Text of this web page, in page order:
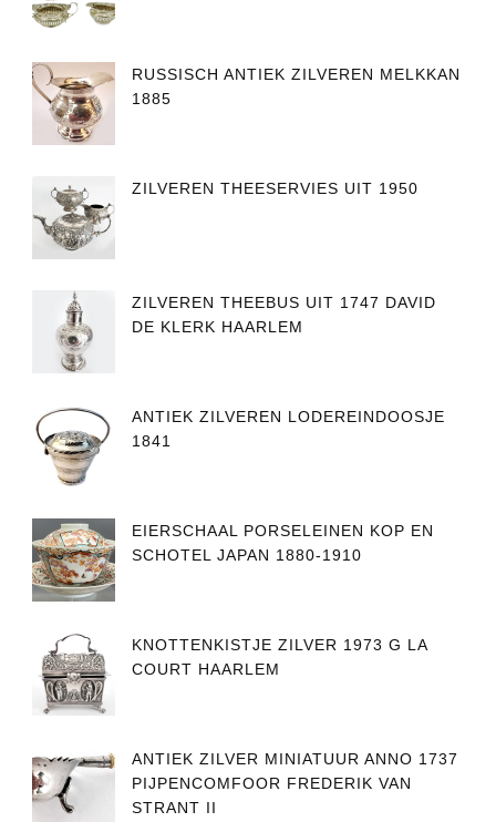
RUSSISCH ANTIEK ZILVEREN MELKKAN
1885
ZILVEREN THEESERVIES UIT 1950
ZILVEREN THEEBUS UIT 1747 DAVID
DE KLERK HAARLEM
ANTIEK ZILVEREN LODEREINDOOSJE
1841
EIERSCHAAL PORSELEINEN KOP EN
SCHOTEL JAPAN 1880-1910
KNOTTENKISTJE ZILVER 1973 G LA
COURT HAARLEM
ANTIEK ZILVER MINIATUUR ANNO 1737
PIJPENCOMFOOR FREDERIK VAN
STRANT II